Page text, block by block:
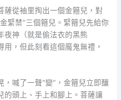
薩從袖里掏出一個金箍兒，對
緊禁”三個箍兒。緊箍兒先給你
夜神（就是偷法衣的黑熊
，但此刻看這個魔鬼無禮，
喊了一聲“變”，金箍兒立即釀
的頭上、手上和腳上。菩薩讓